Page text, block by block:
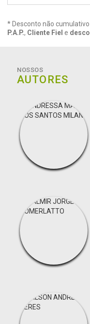
* Desconto não
P.A.P., Cliente Fiel e
NOSSOS
AUTORES